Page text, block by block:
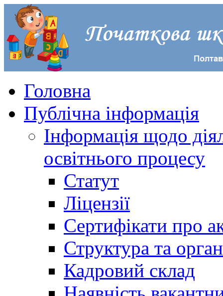
Головна
Публічна інформація
Інформація щодо
освітнього процесу
Статут
Ліцензії
Сертифікати про
Структура та
Кадровий склад